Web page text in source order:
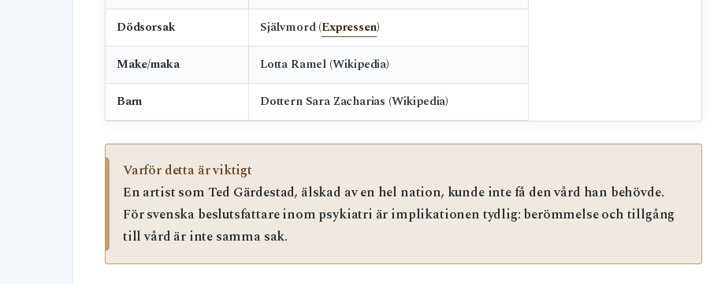
Dödsorsak Självmord (Expressen)
Make/maka Lotta Ramel (Wikipedia)
Barn Dottern Sara Zacharias (Wikipedia)
Varför detta är viktigt
En artist som Ted Gärdestad, älskad av en hel nation, kunde inte få den vård han behövde.
För svenska beslutsfattare inom psykiatri är implikationen tydlig: berömmelse och tillgång
till vård är inte samma sak.